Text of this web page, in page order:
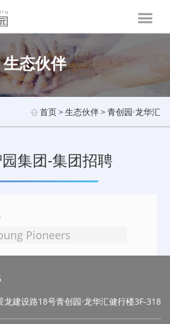
生态伙伴
首页>生态伙伴>青创园·龙华汇
集团-集团招聘
Pioneers
龙建设路18号青创园·龙华汇健行楼3F-318